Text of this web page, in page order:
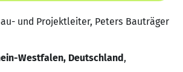
und Projektleiter, Peters Bauträger
Westfalen, Deutschland,